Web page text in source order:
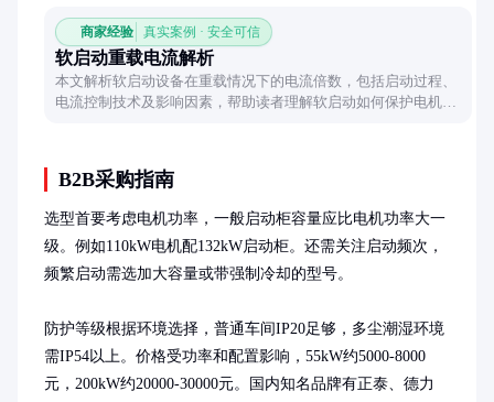
商家经验 真实案例 · 安全可信
软启动重载电流解析
本文解析软启动设备在重载情况下的电流倍数，包括启动过程、
电流控制技术及影响因素，帮助读者理解软启动如何保护电机并
B2B采购指南
选型首要考虑电机功率，一般启动柜容量应比电机功率大一
级。例如110kW电机配132kW启动柜。还需关注启动频次，
频繁启动需选加大容量或带强制冷却的型号。
防护等级根据环境选择，普通车间IP20足够，多尘潮湿环境
需IP54以上。价格受功率和配置影响，55kW约5000-8000
元，200kW约20000-30000元。国内知名品牌有正泰、德力